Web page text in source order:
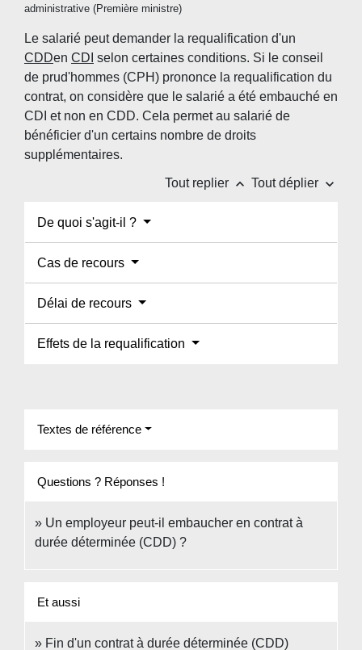
administrative (Première ministre)
Le salarié peut demander la requalification d'un
CDDen CDI selon certaines conditions. Si le conseil
de prud'hommes (CPH) prononce la requalification du
contrat, on considère que le salarié a été embauché en
CDI et non en CDD. Cela permet au salarié de
bénéficier d'un certains nombre de droits
supplémentaires.
Tout replier keyboard_arrow_up Tout déplier keyboard_arrow_down
De quoi s'agit-il ?
Cas de recours
Délai de recours
Effets de la requalification
Textes de référence
Questions ? Réponses !
Un employeur peut-il embaucher en contrat à
durée déterminée (CDD) ?
Et aussi
Fin d'un contrat à durée déterminée (CDD)